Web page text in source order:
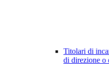
Titolari di
di direzione o